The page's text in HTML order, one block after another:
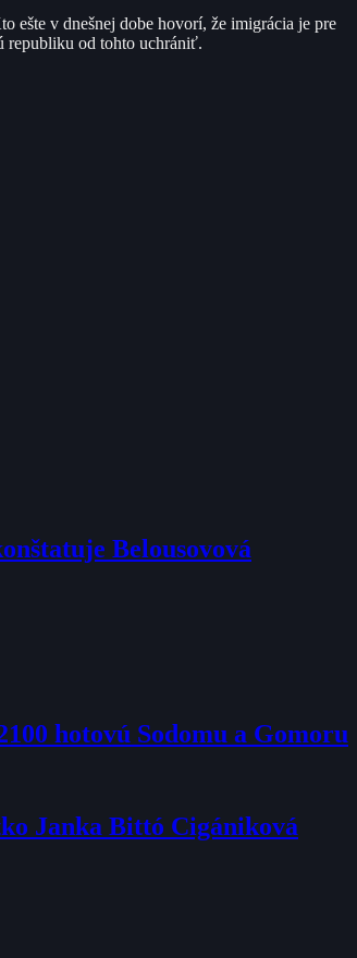
ešte v dnešnej dobe hovorí, že imigrácia je pre
republiku od tohto uchrániť.
Belousovová
hotovú Sodomu a Gomoru
Janka Bittó Cigániková